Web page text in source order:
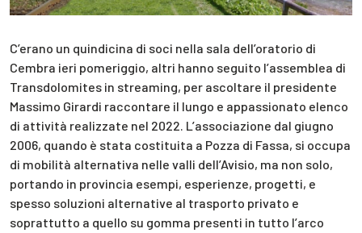
C’erano un quindicina di soci nella sala dell’oratorio di
Cembra ieri pomeriggio, altri hanno seguito l’assemblea di
Transdolomites in streaming, per ascoltare il presidente
Massimo Girardi raccontare il lungo e appassionato elenco
di attività realizzate nel 2022. L’associazione dal giugno
2006, quando è stata costituita a Pozza di Fassa, si occupa
di mobilità alternativa nelle valli dell’Avisio, ma non solo,
portando in provincia esempi, esperienze, progetti, e
spesso soluzioni alternative al trasporto privato e
soprattutto a quello su gomma presenti in tutto l’arco